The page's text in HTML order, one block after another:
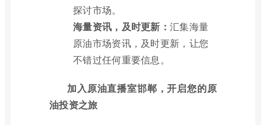
探讨市场。
海量资讯，及时更新： 汇集海量
原油市场资讯，及时更新，让您
不错过任何重要信息。
加入原油直播室邯郸，开启您的原
油投资之旅